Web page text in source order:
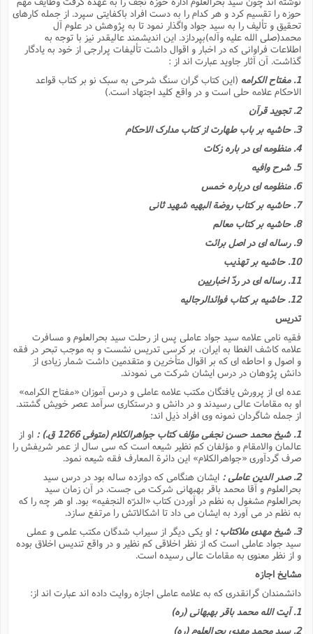
حوزه را تقسیم کرد و هر کدام را به دست افراد باکفایتى سپرد. از جمله کارهاى
تحقیق و تألیف را به سید جواد واگذار نمود تا به پژوهش در علوم آل
محمد(صلى الله علیه وآله)بپردازد. این اندیشمند عالیقدر نیز با توجه به
اطلاعات فراوانى که در اخبار و اقوال داشت تألیفات پرارجى از خود به یادگار
گذاشت. آن آثار جاوید عبارت اند از :
1. مفتاح الکرامه
(این کتاب گران سنگ شرحى به سبک نو بر کتاب قواعد
الاحکام علامه حلى است و در واقع کلید اجتهاد است.)
2. تجوید قرآن
3. حاشیه بر باب طهارت از کتاب مدارک الاحکام
4. منظومه اى در باره زکات
5. شرح وافیه
6. منظومه اى درباره خمس
7. حاشیه بر کتاب روضة البهیه شهید ثانى
8. حاشیه بر کتاب معالم
9. رساله اى در اصل برائت
10. حاشیه بر تهذیب
11. رساله اى در ردّ اخباریین
12. حاشیه بر کتاب فوائدالرجالیه
تدریس
فقیه نامى علامه سید جواد عاملى پس از رحلت سید بحرالعلوم و مسافرت
علامه کاشف الغطا به ایران، بر کرسى تدریس نشست و به موجب تبحر در فقه
و اصول و احاطه اى که بر اقوال متأخرین و متقدمین داشت شمار زیادى از
دانش پژوهان در درس ایشان شرکت مى نمودند.
عده اى از پرورش یافتگان مکتب علامه عاملى و درس آموزان «مفتاح الکرامه»
او به مقامات عالى رسیدند و در دانش و درستکارى سرآمد عصر خویش گشتند.
از جمله شاگردان نمونه وى افراد ذیل اند:
1. شیخ محمد حسن نجفى مؤلف کتاب جواهرالکلام (متوفى 1266 ق.) :
او از
عالمان والامقام و مؤلفان کم نظیر شیعه است که سى سال از عمر شریفش را
صرف گردآورى «جواهرالکلام» این دائرة المعارف فقه شیعه نمود.
2. صدر الدین عاملى :
ایشان هنگامى که دوازده ساله بود در درس سید
بحرالعلوم و آقا محمد باقر بهبهانى شرکت مى جست. در آن زمان سید
بحرالعلوم مشغول به نظم در آوردن کتاب «الدرّه النجفیه» بود. او هر چه را که
به نظم در مى آورد به ایشان مى داد تا اشکالاتش را مرتفع سازد.
3. شیخ مهدى ملاکتاب :
او یکى دیگر از سیراب شدگان مکتب علمى و عملى
سید جواد عاملى است که از نظر اخلاقى کم نظیر و در واقع تندیس اخلاق بوده
و از نظر معنوى به مقامات عالى رسیده است.
مشایخ اجازه
دانشمندان گرانقدرى که به علامه عاملى اجازه روایت داده اند عبارت اند از:
1. آیت الله محمد باقر بهبهانى (ره)
2. سید محمد مهدى بحرالعلوم (ره)